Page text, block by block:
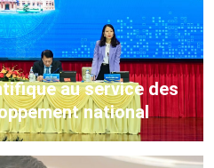
au service des
national